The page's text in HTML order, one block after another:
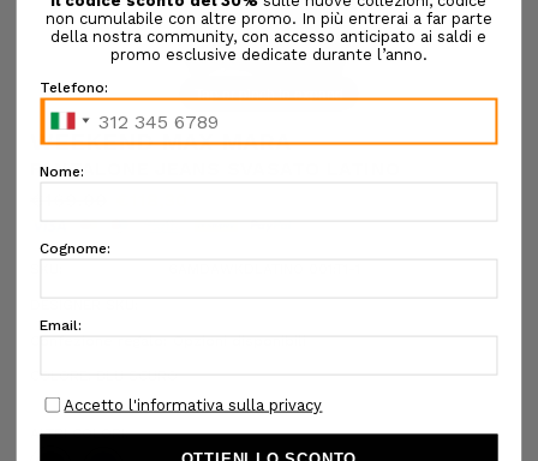
Tap or pinch to expand
WEEKEND MAX MARA
PANTALONE JEANS SVASATO LATINO
COLORE:
ALTRI COLORI: